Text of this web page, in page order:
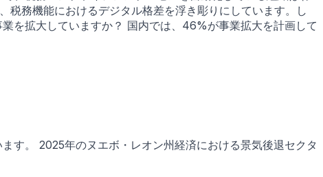
務機能におけるデジタル格差を浮き彫りにしています。し
を拡大していますか？ 国内では、46%が事業拡大を計画して
す。 2025年のヌエボ・レオン州経済における景気後退セクタ